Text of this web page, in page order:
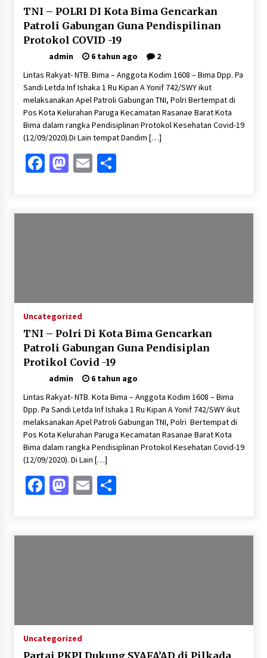
TNI – POLRI DI Kota Bima Gencarkan
Patroli Gabungan Guna Pendispilinan
Protokol COVID -19
admin 6 tahun ago
2
Lintas Rakyat- NTB. Bima – Anggota Kodim 1608 – Bima Dpp. Pa
Sandi Letda Inf Ishaka 1 Ru Kipan A Yonif 742/SWY ikut
melaksanakan Apel Patroli Gabungan TNI, Polri Bertempat di
Pos Kota Kelurahan Paruga Kecamatan Rasanae Barat Kota
Bima dalam rangka Pendisiplinan Protokol Kesehatan Covid-19
(12/09/2020).Di Lain tempat Dandim […]
Facebook
Mastodon
EmailShare
Uncategorized
TNI – Polri Di Kota Bima Gencarkan
Patroli Gabungan Guna Pendisiplan
Protikol Covid -19
admin
6 tahun ago
Lintas Rakyat- NTB. Kota Bima – Anggota Kodim 1608 – Bima
Dpp. Pa Sandi Letda Inf Ishaka 1 Ru Kipan A Yonif 742/SWY ikut
melaksanakan Apel Patroli Gabungan TNI, Polri Bertempat di
Pos Kota Kelurahan Paruga Kecamatan Rasanae Barat Kota
Bima dalam rangka Pendisiplinan Protokol Kesehatan Covid-19
(12/09/2020). Di Lain […]
Facebook
Mastodon
EmailShare
Uncategorized
Partai PKPI Dukung SYAFA’AD di Pilkada